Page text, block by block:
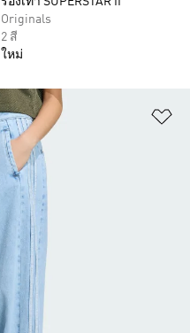
Originals
2 สี
ใหม่